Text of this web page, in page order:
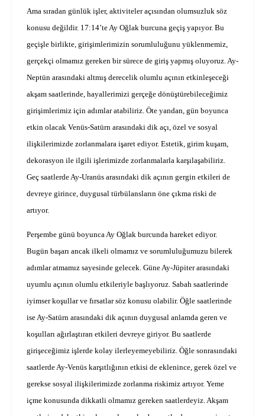
Ama sıradan günlük işler, aktiviteler açısından olumsuzluk söz
konusu değildir. 17:14’te Ay Oğlak burcuna geçiş yapıyor. Bu
geçişle birlikte, girişimlerimizin sorumluluğunu yüklenmemiz,
gerçekçi olmamız gereken bir sürece de giriş yapmış oluyoruz. Ay-
Neptün arasındaki altmış derecelik olumlu açının etkinleşeceği
akşam saatlerinde, hayallerimizi gerçeğe dönüştürebileceğimiz
girişimlerimiz için adımlar atabiliriz. Öte yandan, gün boyunca
etkin olacak Venüs-Satürn arasındaki dik açı, özel ve sosyal
ilişkilerimizde zorlanmalara işaret ediyor. Estetik, girim kuşam,
dekorasyon ile ilgili işlerimizde zorlanmalarla karşılaşabiliriz.
Geç saatlerde Ay-Uranüs arasındaki dik açının gergin etkileri de
devreye girince, duygusal türbülansların öne çıkma riski de
artıyor.
Perşembe günü boyunca Ay Oğlak burcunda hareket ediyor.
Bugün başarı ancak ilkeli olmamız ve sorumluluğumuzu bilerek
adımlar atmamız sayesinde gelecek. Güne Ay-Jüpiter arasındaki
uyumlu açının olumlu etkileriyle başlıyoruz. Sabah saatlerinde
iyimser koşullar ve fırsatlar söz konusu olabilir. Öğle saatlerinde
ise Ay-Satürn arasındaki dik açının duygusal anlamda geren ve
koşulları ağırlaştıran etkileri devreye giriyor. Bu saatlerde
girişeceğimiz işlerde kolay ilerleyemeyebiliriz. Öğle sonrasındaki
saatlerde Ay-Venüs karşıtlığının etkisi de eklenince, gerek özel ve
gerekse sosyal ilişkilerimizde zorlanma riskimiz artıyor. Yeme
içme konusunda dikkatli olmamız gereken saatlerdeyiz. Akşam